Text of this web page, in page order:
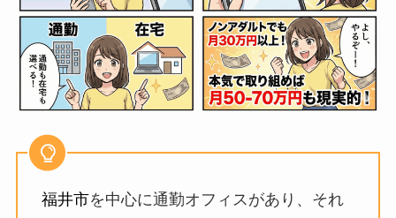
福井市を中心に通勤オフィスがあり、それ